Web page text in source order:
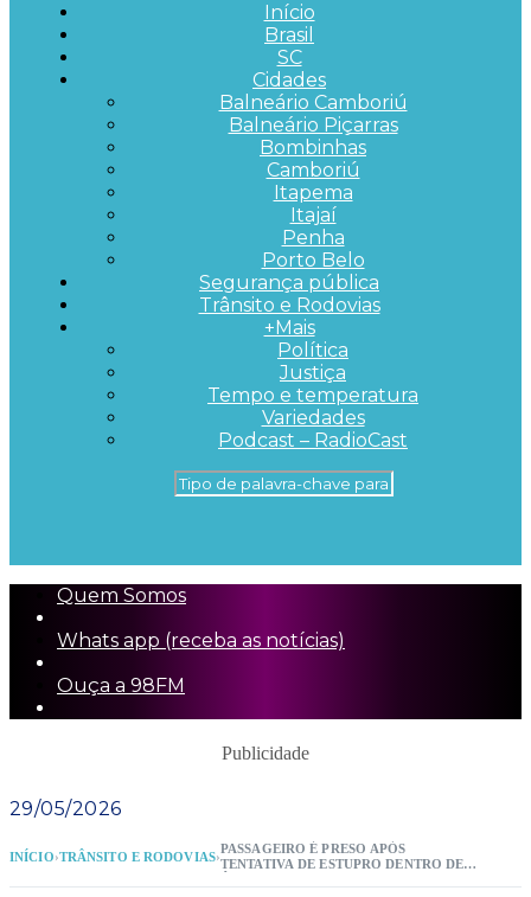
Início
Brasil
SC
Cidades
Balneário Camboriú
Balneário Piçarras
Bombinhas
Camboriú
Itapema
Itajaí
Penha
Porto Belo
Segurança pública
Trânsito e Rodovias
+Mais
Política
Justiça
Tempo e temperatura
Variedades
Podcast – RadioCast
Quem Somos
Whats app (receba as notícias)
Ouça a 98FM
Publicidade
29/05/2026
INÍCIO›TRÂNSITO E RODOVIAS›
PASSAGEIRO É PRESO APÓS
TENTATIVA DE ESTUPRO DENTRO DE